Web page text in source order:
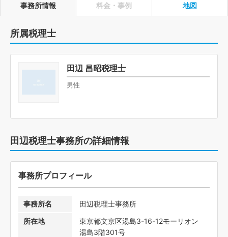
事務所情報 料金・事例 地図
所属税理士
田辺 昌昭税理士
男性
田辺税理士事務所の詳細情報
事務所プロフィール
事務所名
田辺税理士事務所
所在地
東京都文京区湯島3-16-12モーリオン
湯島3階301号